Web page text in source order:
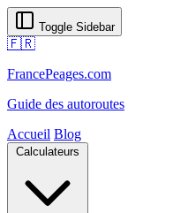
Toggle Sidebar
🇫🇷
FrancePeages.com
Guide des autoroutes
Accueil Blog
Calculateurs